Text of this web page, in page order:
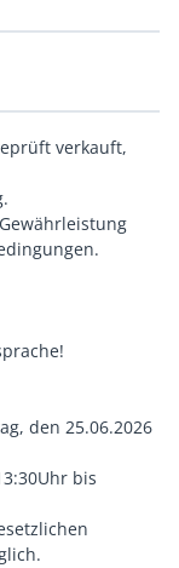
verkauft,
den 25.06.2026
bis